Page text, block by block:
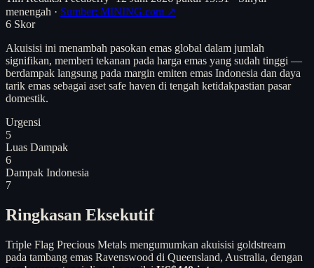
menengah · Sumber: MINING.com ↗
6 Skor
Akuisisi ini menambah pasokan emas global dalam jumlah
signifikan, memberi tekanan pada harga emas yang sudah tinggi —
berdampak langsung pada margin emiten emas Indonesia dan daya
tarik emas sebagai aset safe haven di tengah ketidakpastian pasar
domestik.
Urgensi
5
Luas Dampak
6
Dampak Indonesia
7
Ringkasan Eksekutif
Triple Flag Precious Metals mengumumkan akuisisi goldstream
pada tambang emas Ravenswood di Queensland, Australia, dengan